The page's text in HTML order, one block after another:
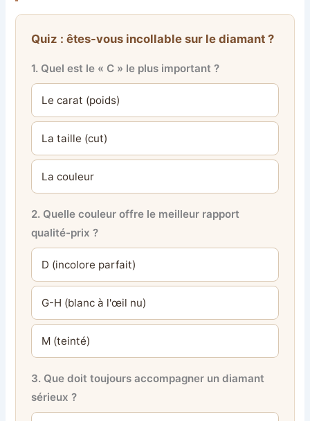
Quiz : êtes-vous incollable sur le diamant ?
1. Quel est le « C » le plus important ?
Le carat (poids)
La taille (cut)
La couleur
2. Quelle couleur offre le meilleur rapport
qualité-prix ?
D (incolore parfait)
G-H (blanc à l'œil nu)
M (teinté)
3. Que doit toujours accompagner un diamant
sérieux ?